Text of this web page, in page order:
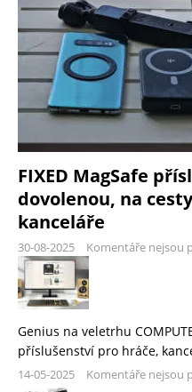
FIXED MagSafe
dovolenou, na
kanceláře
30-08-2025 Komentáře nejsou
Genius na veletrhu
příslušenství pro hráče,
14-05-2025 Komentáře nejsou